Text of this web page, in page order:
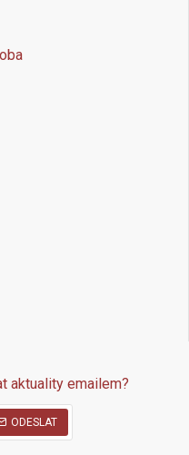
aktuality emailem?
ODESLAT